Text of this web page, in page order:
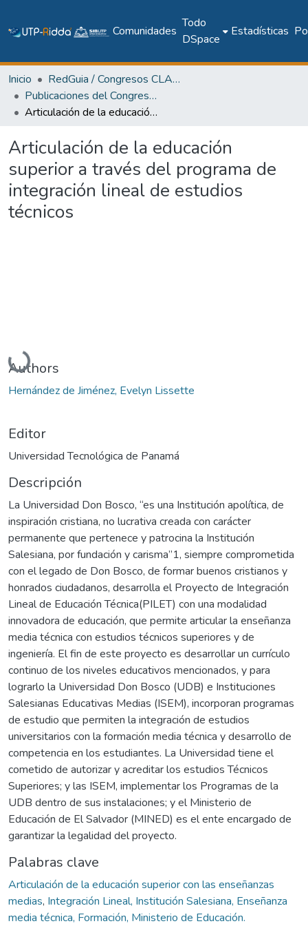
Comunidades
Todo
DSpace
Estadísticas
Inicio
RedGuia / Congresos CLABES
Publicaciones del Congreso Internacional CLABES
Articulación de la educación superior a través del programa de integración lineal de estudios técnicos
Articulación de la educación
superior a través del programa de
integración lineal de estudios
técnicos
Cargando...
Authors
Hernández de Jiménez, Evelyn Lissette
Editor
Universidad Tecnológica de Panamá
Descripción
La Universidad Don Bosco, “es una Institución apolítica, de
inspiración cristiana, no lucrativa creada con carácter
permanente que pertenece y patrocina la Institución
Salesiana, por fundación y carisma”1, siempre comprometida
con el legado de Don Bosco, de formar buenos cristianos y
honrados ciudadanos, desarrolla el Proyecto de Integración
Lineal de Educación Técnica(PILET) con una modalidad
innovadora de educación, que permite articular la enseñanza
media técnica con estudios técnicos superiores y de
ingeniería. El fin de este proyecto es desarrollar un currículo
continuo de los niveles educativos mencionados, y para
lograrlo la Universidad Don Bosco (UDB) e Instituciones
Salesianas Educativas Medias (ISEM), incorporan programas
de estudio que permiten la integración de estudios
universitarios con la formación media técnica y desarrollo de
competencia en los estudiantes. La Universidad tiene el
cometido de autorizar y acreditar los estudios Técnicos
Superiores; y las ISEM, implementar los Programas de la
UDB dentro de sus instalaciones; y el Ministerio de
Educación de El Salvador (MINED) es el ente encargado de
garantizar la legalidad del proyecto.
Palabras clave
Articulación de la educación superior con las enseñanzas
medias, Integración Lineal, Institución Salesiana, Enseñanza
media técnica, Formación, Ministerio de Educación.